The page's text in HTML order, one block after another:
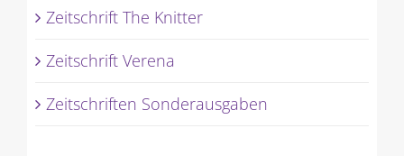
Zeitschrift The Knitter
Zeitschrift Verena
Zeitschriften Sonderausgaben